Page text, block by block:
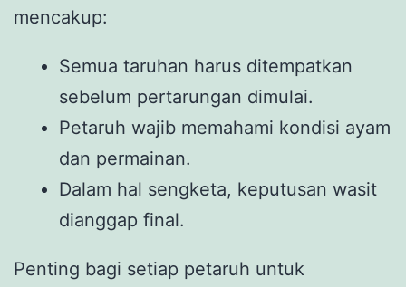
mencakup:
Semua taruhan harus ditempatkan
sebelum pertarungan dimulai.
Petaruh wajib memahami kondisi ayam
dan permainan.
Dalam hal sengketa, keputusan wasit
dianggap final.
Penting bagi setiap petaruh untuk